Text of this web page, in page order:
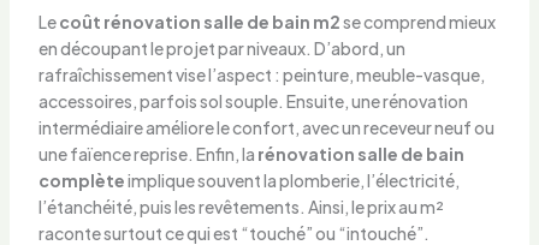
Lecoût rénovation salle de bain m2se comprend mieux
en découpant le projet par niveaux. D’abord, un
rafraîchissement vise l’aspect : peinture, meuble-vasque,
accessoires, parfois sol souple. Ensuite, une rénovation
intermédiaire améliore le confort, avec un receveur neuf ou
une faïence reprise. Enfin, la rénovation salle de bain
complèteimplique souvent la plomberie, l’électricité,
l’étanchéité, puis les revêtements. Ainsi, le prix au m²
raconte surtout ce qui est “touché” ou “intouché”.